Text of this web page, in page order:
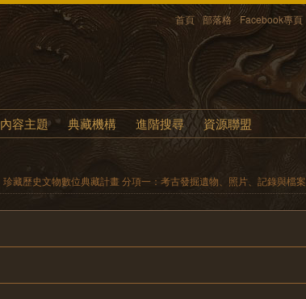
首頁 部落格 Facebook專頁
內容主題 典藏機構 進階搜尋 資源聯盟
珍藏歷史文物數位典藏計畫 分項一：考古發掘遺物、照片、記錄與檔案